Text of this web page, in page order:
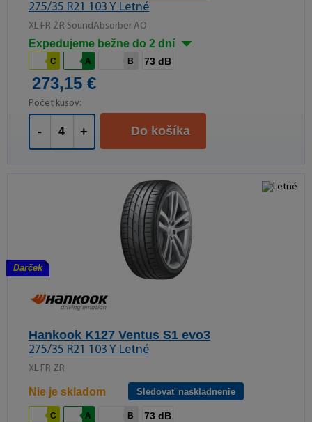
275/35 R21 103 Y Letné
XL FR ZR SoundAbsorber AO
Expedujeme bežne do 2 dní
C A B 73 dB
273,15 €
Počet kusov:
- + Do košíka
Darček
Hankook K127 Ventus S1 evo3
275/35 R21 103 Y Letné
XL FR ZR
Nie je skladom Sledovať naskladnenie
C A B 73 dB